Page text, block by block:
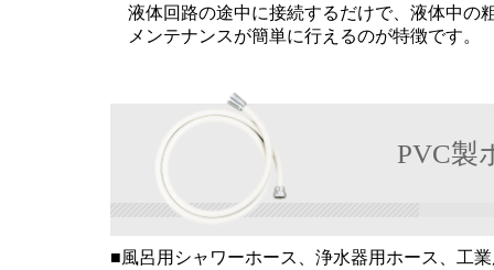
液体回路の途中に接続するだけで、液体中の
メンテナンスが簡単に行えるのが特徴です。
PVC製
■風呂用シャワーホース、 浄水器用ホース、工